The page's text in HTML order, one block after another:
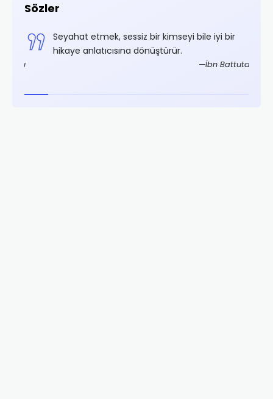
Sözler
Seyahat etmek, sessiz bir kimseyi bile iyi bir
hikaye anlatıcısına dönüştürür.
İbn Battuta